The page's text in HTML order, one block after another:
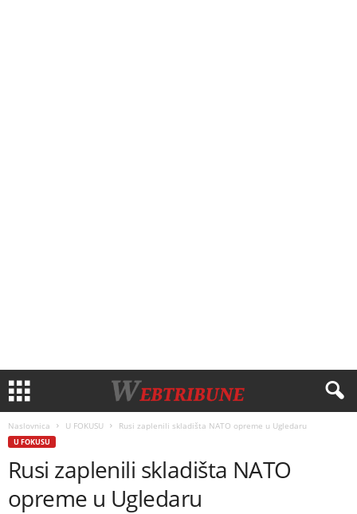
Naslovnica U FOKUSU Rusi zaplenili skladišta NATO opreme u Ugledaru
U FOKUSU
Rusi zaplenili skladišta NATO
opreme u Ugledaru